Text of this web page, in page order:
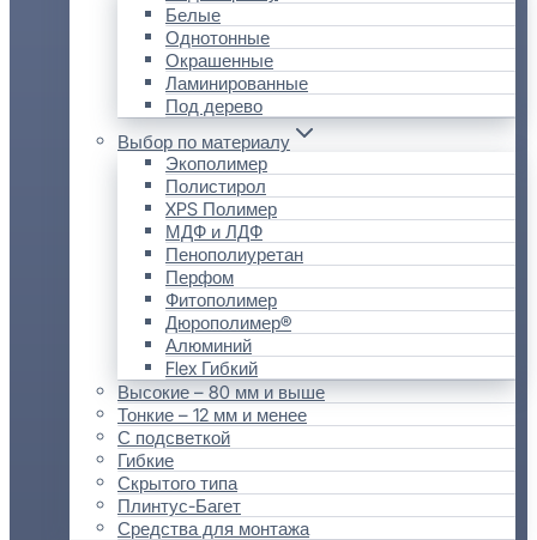
Белые
Однотонные
Окрашенные
Ламинированные
Под дерево
Выбор по материалу
Экополимер
Полистирол
XPS Полимер
МДФ и ЛДФ
Пенополиуретан
Перфом
Фитополимер
Дюрополимер®
Алюминий
Flex Гибкий
Высокие – 80 мм и выше
Тонкие – 12 мм и менее
С подсветкой
Гибкие
Скрытого типа
Плинтус-Багет
Средства для монтажа